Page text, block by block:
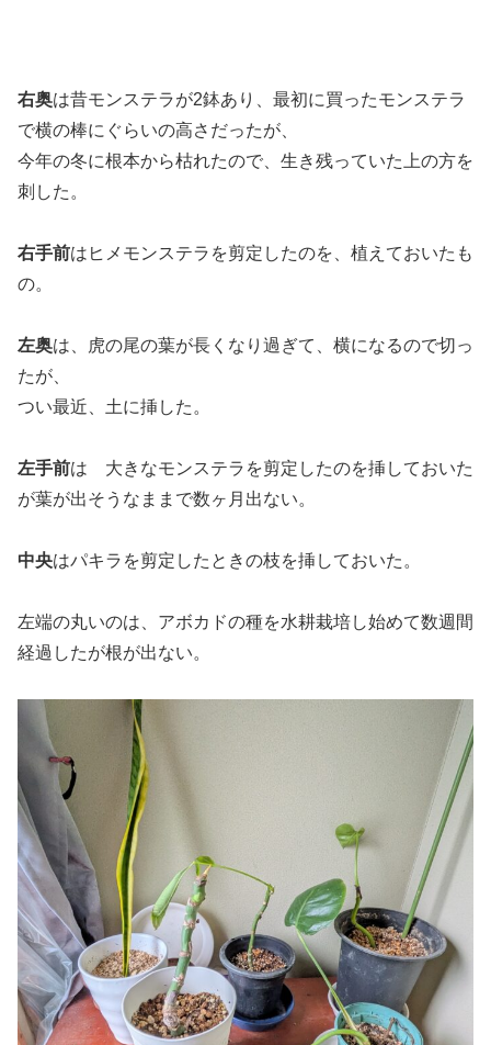
右奥は昔モンステラが2鉢あり、最初に買ったモンステラ
で横の棒にぐらいの高さだったが、
今年の冬に根本から枯れたので、生き残っていた上の方を
刺した。
右手前はヒメモンステラを剪定したのを、植えておいたも
の。
左奥は、虎の尾の葉が長くなり過ぎて、横になるので切っ
たが、
つい最近、土に挿した。
左手前は 大きなモンステラを剪定したのを挿しておいた
が葉が出そうなままで数ヶ月出ない。
中央はパキラを剪定したときの枝を挿しておいた。
左端の丸いのは、アボカドの種を水耕栽培し始めて数週間
経過したが根が出ない。